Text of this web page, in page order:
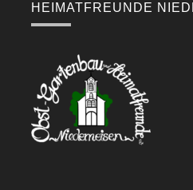
HEIMATFREUNDE